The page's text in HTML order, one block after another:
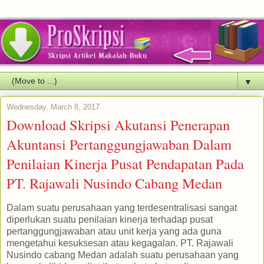
▼
Wednesday, March 8, 2017
Download Skripsi Akutansi Penerapan
Akuntansi Pertanggungjawaban Dalam
Penilaian Kinerja Pusat Pendapatan Pada
PT. Rajawali Nusindo Cabang Medan
Dalam suatu perusahaan yang terdesentralisasi sangat
diperlukan suatu penilaian kinerja terhadap pusat
pertanggungjawaban atau unit kerja yang ada guna
mengetahui kesuksesan atau kegagalan. PT. Rajawali
Nusindo cabang Medan adalah suatu perusahaan yang